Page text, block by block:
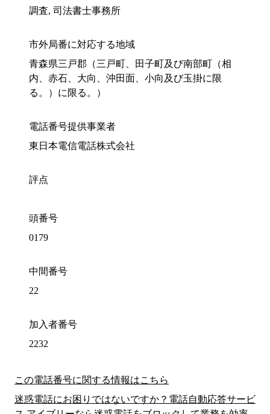
調査, 司法書士事務所
市外局番に対応する地域
青森県三戸郡（三戸町、田子町及び南部町（相
内、赤石、大向、沖田面、小向及び玉掛に限
る。）に限る。）
電話番号提供事業者
東日本電信電話株式会社
評点
頭番号
0179
中間番号
22
加入者番号
2232
この電話番号に関する情報はこちら
迷惑電話にお困りではないですか？電話自動応答サービ